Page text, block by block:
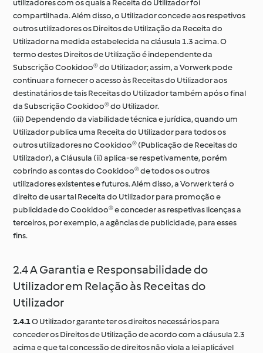
utilizadores com os quais a Receita do Utilizador foi
compartilhada. Além disso, o Utilizador concede aos respetivos
outros utilizadores os Direitos de Utilização da Receita do
Utilizador na medida estabelecida na cláusula 1.3 acima. O
termo destes Direitos de Utilização é independente da
Subscrição Cookidoo® do Utilizador; assim, a Vorwerk pode
continuar a fornecer o acesso às Receitas do Utilizador aos
destinatários de tais Receitas do Utilizador também após o final
da Subscrição Cookidoo® do Utilizador.
(iii) Dependendo da viabilidade técnica e jurídica, quando um
Utilizador publica uma Receita do Utilizador para todos os
outros utilizadores no Cookidoo® (Publicação de Receitas do
Utilizador), a Cláusula (ii) aplica-se respetivamente, porém
cobrindo as contas do Cookidoo® de todos os outros
utilizadores existentes e futuros. Além disso, a Vorwerk terá o
direito de usar tal Receita do Utilizador para promoção e
publicidade do Cookidoo® e conceder as respetivas licenças a
terceiros, por exemplo, a agências de publicidade, para esses
fins.
2.4 A Garantia e Responsabilidade do
Utilizador em Relação às Receitas do
Utilizador
2.4.1O Utilizador garante ter os direitos necessários para
conceder os Direitos de Utilização de acordo com a cláusula 2.3
acima e que tal concessão de direitos não viola a lei aplicável